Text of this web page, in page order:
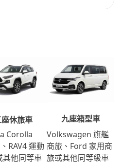
座休旅車
Corolla
RAV4 運動
其他同等車
九座箱型車
Volkswagen 旗艦
商旅、Ford 家用商
旅或其他同等級車